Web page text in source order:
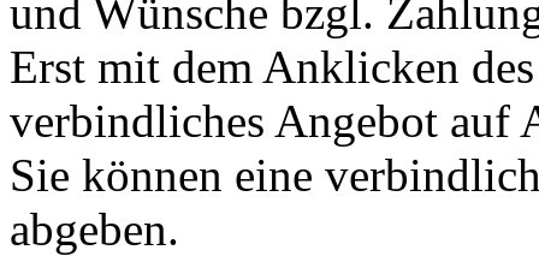
und Wünsche bzgl.
Erst mit dem Anklicken
verbindliches Angebot auf
Sie können eine
abgeben.